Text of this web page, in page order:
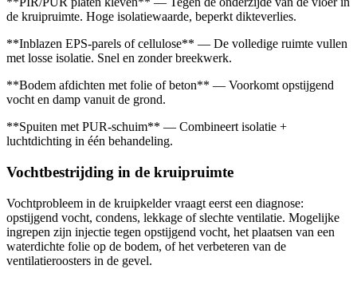
de kruipruimte. Hoge isolatiewaarde, beperkt dikteverlies.
**Inblazen EPS-parels of cellulose** — De volledige ruimte vullen
met losse isolatie. Snel en zonder breekwerk.
**Bodem afdichten met folie of beton** — Voorkomt opstijgend
vocht en damp vanuit de grond.
**Spuiten met PUR-schuim** — Combineert isolatie +
luchtdichting in één behandeling.
Vochtbestrijding in de kruipruimte
Vochtprobleem in de kruipkelder vraagt eerst een diagnose:
opstijgend vocht, condens, lekkage of slechte ventilatie. Mogelijke
ingrepen zijn injectie tegen opstijgend vocht, het plaatsen van een
waterdichte folie op de bodem, of het verbeteren van de
ventilatieroosters in de gevel.